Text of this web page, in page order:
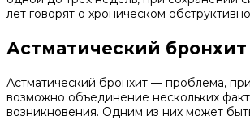
лет говорят о хроническом
Астматический бронхит
Астматический бронхит — проблема,
возможно объединение нескольких
возникновения. Одним из них может